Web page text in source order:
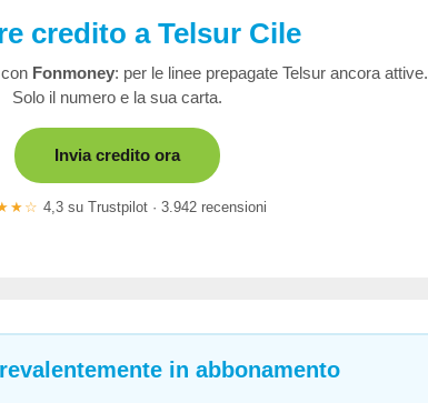
credito a Telsur Cile
con Fonmoney: per le linee prepagate Telsur ancora attive.
Solo il numero e la sua carta.
Invia credito ora
4,3 su Trustpilot · 3.942 recensioni
in abbonamento